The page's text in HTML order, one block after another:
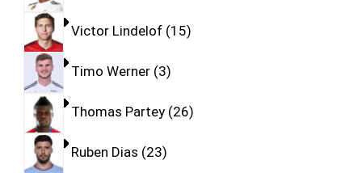
Victor Lindelof 15
Timo Werner 3
Thomas Partey 26
Ruben Dias 23